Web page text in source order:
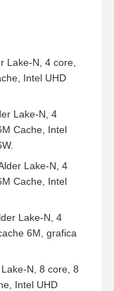
Lake-N, 4 core,
Intel UHD
Lake-N, 4
Cache, Intel
Lake-N, 4
Cache, Intel
Lake-N, 4
6M, grafica
N, 8 core, 8
Intel UHD